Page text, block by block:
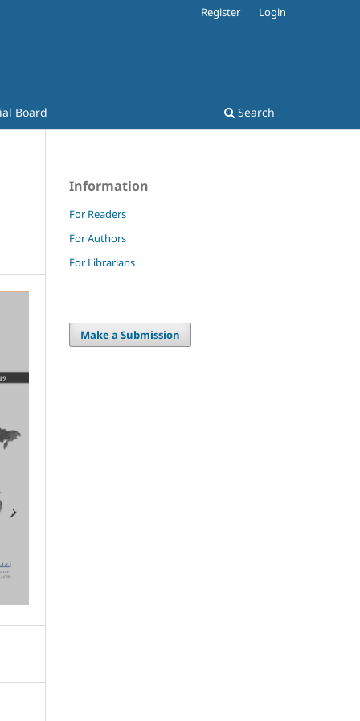
Board Search
Register Login
Information
For Readers
For Authors
For Librarians
Make a Submission